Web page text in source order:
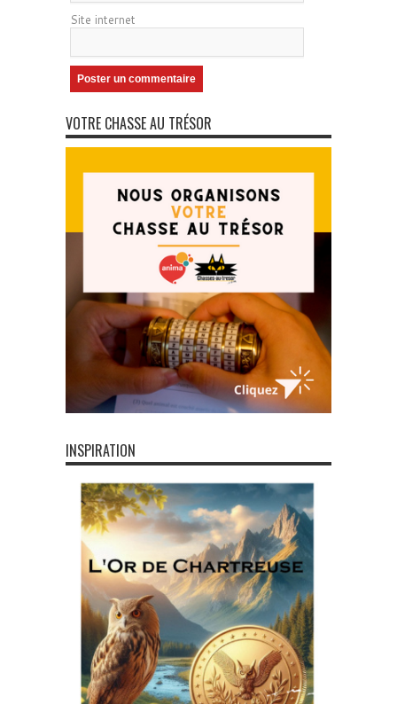
Site internet
VOTRE CHASSE AU TRÉSOR
INSPIRATION